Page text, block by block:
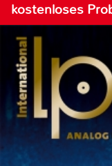
kostenloses